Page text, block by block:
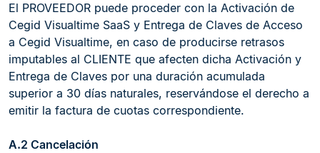
El PROVEEDOR puede proceder con la Activación de
Cegid Visualtime SaaS y Entrega de Claves de Acceso
a Cegid Visualtime, en caso de producirse retrasos
imputables al CLIENTE que afecten dicha Activación y
Entrega de Claves por una duración acumulada
superior a 30 días naturales, reservándose el derecho a
emitir la factura de cuotas correspondiente.
A.2 Cancelación